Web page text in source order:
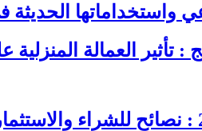
واستخداماتها الحديثة
: تأثير العمالة